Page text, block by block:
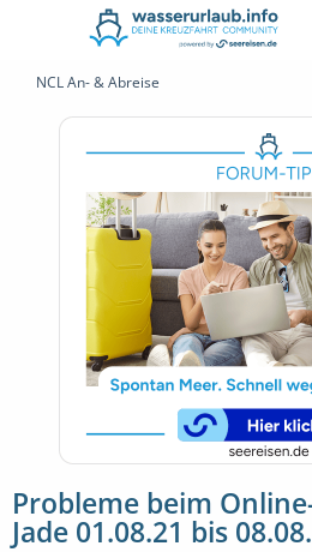
NCL An- & Abreise
Probleme beim
Jade 01.08.21 bis